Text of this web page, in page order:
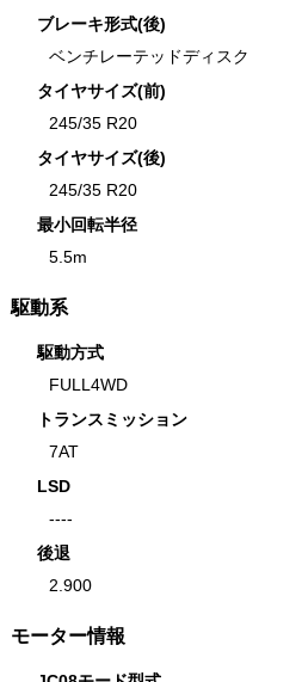
ブレーキ形式(後)
ベンチレーテッドディスク
タイヤサイズ(前)
245/35 R20
タイヤサイズ(後)
245/35 R20
最小回転半径
5.5m
駆動系
駆動方式
FULL4WD
トランスミッション
7AT
LSD
----
後退
2.900
モーター情報